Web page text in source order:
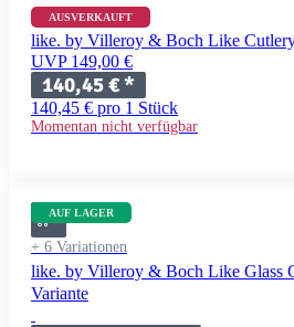
AUSVERKAUFT
like. by Villeroy & Boch Like
UVP 149,00 €
140,45 €*
140,45 € pro 1 Stück
Momentan nicht verfügbar
AUF LAGER
+ 6 Variationen
like. by Villeroy & Boch Like Glass
Variante